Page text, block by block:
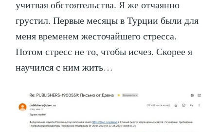
учитвая обстоятельства. Я же отчаянно
грустил. Первые месяцы в Турции были для
меня временем жесточайшего стресса.
Потом стресс не то, чтобы исчез. Скорее я
научился с ним жить…